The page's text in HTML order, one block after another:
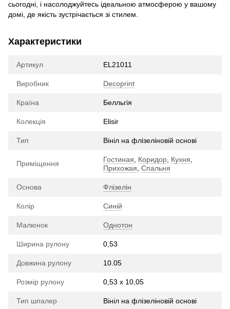
сьогодні, і насолоджуйтесь ідеальною атмосферою у вашому
домі, де якість зустрічається зі стилем.
Характеристики
Артикул EL21011
Виробник Decoprint
Країна Белльгія
Колекція Elisir
Тип Вініл на флізеліновій основі
Приміщення Гостиная Коридор Кухня
Прихожая Спальня
Основа Флізелін
Колір Синій
Малюнок Однотон
Ширина рулону 0,53
Довжина рулону 10.05
Розмір рулону 0,53 х 10,05
Тип шпалер Вініл на флізеліновій основі